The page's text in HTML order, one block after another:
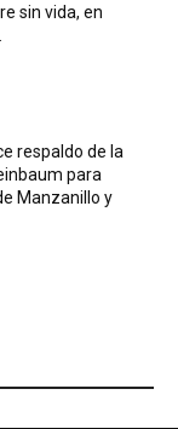
sin vida, en
respaldo de la
para
Manzanillo y